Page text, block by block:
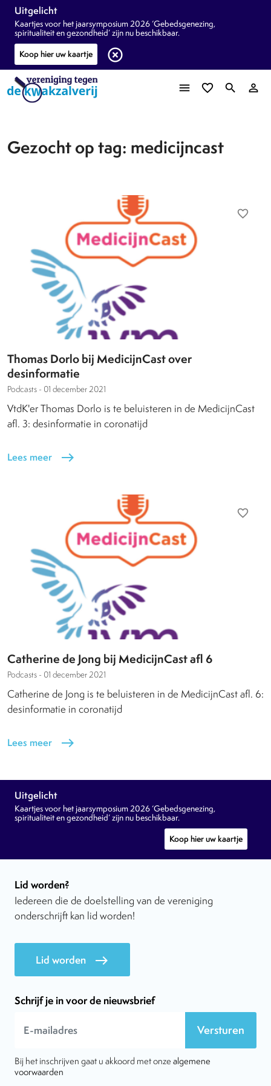
Uitgelicht
Kaartjes voor het jaarsymposium 2026 ‘Gebedsgenezing,
spiritualiteit en gezondheid’ zijn nu beschikbaar.
Koop hier uw kaartje
highlight_off
menu favorite_border search person_outline
Gezocht op tag: medicijncast
favorite_border
Thomas Dorlo bij MedicijnCast over
desinformatie
Podcasts - 01 december 2021
VtdK'er Thomas Dorlo is te beluisteren in de MedicijnCast
afl. 3: desinformatie in coronatijd
Lees meer east
favorite_border
Catherine de Jong bij MedicijnCast afl 6
Podcasts - 01 december 2021
Catherine de Jong is te beluisteren in de MedicijnCast afl. 6:
desinformatie in coronatijd
Lees meer east
Uitgelicht
Kaartjes voor het jaarsymposium 2026 ‘Gebedsgenezing,
spiritualiteit en gezondheid’ zijn nu beschikbaar.
Koop hier uw kaartje
Lid worden?
Iedereen die de doelstelling van de vereniging
onderschrijft kan lid worden!
Lid worden east
Schrijf je in voor de nieuwsbrief
Versturen
Bij het inschrijven gaat u akkoord met onze algemene
voorwaarden